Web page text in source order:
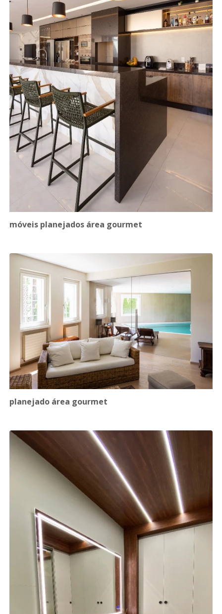
móveis planejados área gourmet
planejado área gourmet